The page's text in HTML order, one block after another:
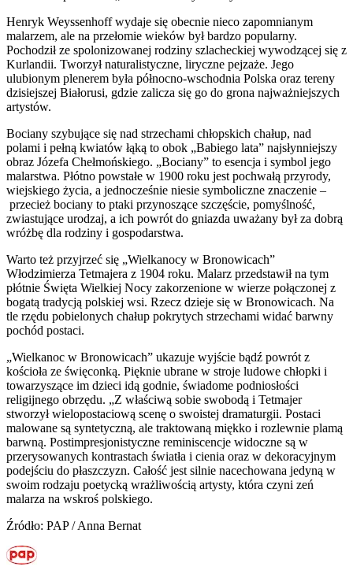
Henryk Weyssenhoff wydaje się obecnie nieco zapomnianym
malarzem, ale na przełomie wieków był bardzo popularny.
Pochodził ze spolonizowanej rodziny szlacheckiej wywodzącej się z
Kurlandii. Tworzył naturalistyczne, liryczne pejzaże. Jego
ulubionym plenerem była północno-wschodnia Polska oraz tereny
dzisiejszej Białorusi, gdzie zalicza się go do grona najważniejszych
artystów.
Bociany szybujące się nad strzechami chłopskich chałup, nad
polami i pełną kwiatów łąką to obok „Babiego lata” najsłynniejszy
obraz Józefa Chełmońskiego. „Bociany” to esencja i symbol jego
malarstwa. Płótno powstałe w 1900 roku jest pochwałą przyrody,
wiejskiego życia, a jednocześnie niesie symboliczne znaczenie –
przecież bociany to ptaki przynoszące szczęście, pomyślność,
zwiastujące urodzaj, a ich powrót do gniazda uważany był za dobrą
wróżbę dla rodziny i gospodarstwa.
Warto też przyjrzeć się „Wielkanocy w Bronowicach”
Włodzimierza Tetmajera z 1904 roku. Malarz przedstawił na tym
płótnie Święta Wielkiej Nocy zakorzenione w wierze połączonej z
bogatą tradycją polskiej wsi. Rzecz dzieje się w Bronowicach. Na
tle rzędu pobielonych chałup pokrytych strzechami widać barwny
pochód postaci.
„Wielkanoc w Bronowicach” ukazuje wyjście bądź powrót z
kościoła ze święconką. Pięknie ubrane w stroje ludowe chłopki i
towarzyszące im dzieci idą godnie, świadome podniosłości
religijnego obrzędu. „Z właściwą sobie swobodą i Tetmajer
stworzył wielopostaciową scenę o swoistej dramaturgii. Postaci
malowane są syntetyczną, ale traktowaną miękko i rozlewnie plamą
barwną. Postimpresjonistyczne reminiscencje widoczne są w
przerysowanych kontrastach światła i cienia oraz w dekoracyjnym
podejściu do płaszczyzn. Całość jest silnie nacechowana jedyną w
swoim rodzaju poetycką wrażliwością artysty, która czyni zeń
malarza na wskroś polskiego.
Źródło: PAP / Anna Bernat